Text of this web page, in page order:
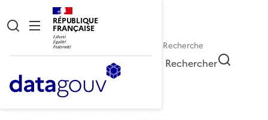
RÉPUBLIQUE
FRANÇAISE
Rechercher